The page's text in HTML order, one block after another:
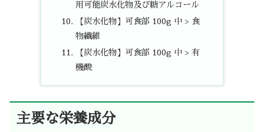
用可能炭水化物及び糖アルコール
【炭水化物】可食部 100g 中 > 食
物繊維
【炭水化物】可食部 100g 中 > 有
機酸
主要な栄養成分